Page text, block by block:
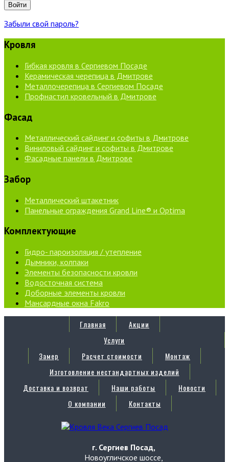
Войти
Забыли свой пароль?
Кровля
Гибкая кровля в Сергиевом Посаде
Керамическая черепица в Дмитрове
Металлочерепица в Сергиевом Посаде
Профнастил кровельный в Дмитрове
Фасад
Металлический сайдинг и софиты в Дмитрове
Виниловый сайдинг и софиты в Дмитрове
Фасадные панели в Дмитрове
Забор
Металлический штакетник
Панельные ограждения Grand Line® и Optima
Комплектующие
Гидро- пароизоляция / утепление
Дымники, колпаки
Элементы безопасности кровли
Водосточная система
Доборные элементы кровли
Мансардные окна Fakro
Главная
Акции
Услуги
Замер
Расчет стоимости
Монтаж
Изготовление нестандартных изделий
Доставка и возврат
Наши работы
Новости
О компании
Контакты
г. Сергиев Посад,
Новоугличское шоссе,